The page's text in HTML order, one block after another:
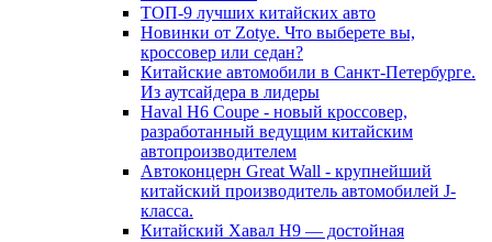
ТОП-9 лучших китайских авто
Новинки от Zotye. Что выберете вы,
кроссовер или седан?
Китайские автомобили в Санкт-Петербурге.
Из аутсайдера в лидеры
Haval H6 Coupe - новый кроссовер,
разработанный ведущим китайским
автопроизводителем
Автоконцерн Great Wall - крупнейший
китайский производитель автомобилей J-
класса.
Китайский Хавал H9 — достойная